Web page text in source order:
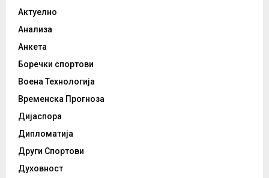
Актуелно
Анализа
Анкета
Боречки спортови
Воена Технологија
Временска Прогноза
Дијаспора
Дипломатија
Други Спортови
Духовност